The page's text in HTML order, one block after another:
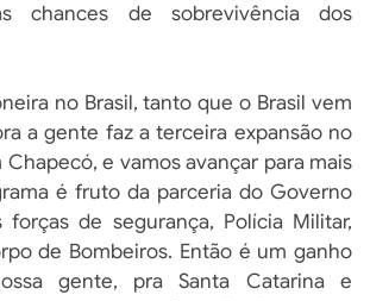
chances de sobrevivência dos
no Brasil, tanto que o Brasil vem
a gente faz a terceira expansão no
e vamos avançar para mais
é fruto da parceria do Governo
de segurança, Polícia Militar,
de Bombeiros. Então é um ganho
gente, pra Santa Catarina e